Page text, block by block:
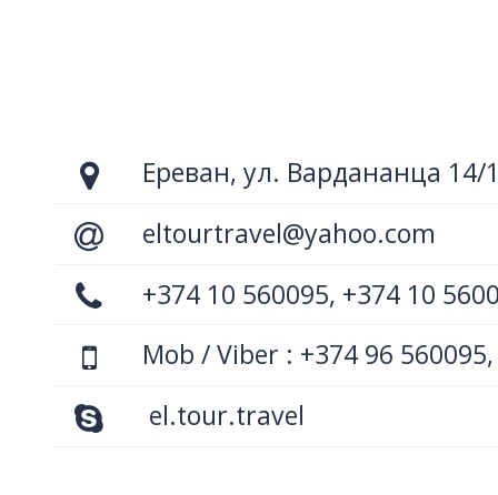
Ереван, ул. Вардананца 14/
eltourtravel@yahoo.com
+374 10 560095, +374 10
Mob / Viber : +374 96
el.tour.travel